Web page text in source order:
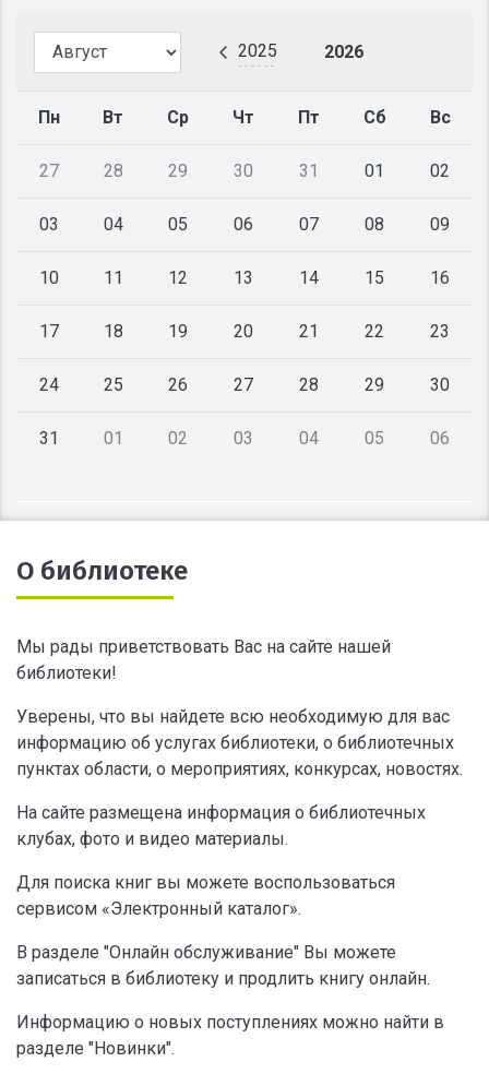
2025 2026
Пн Вт Ср Чт Пт Сб Вс
27 28 29 30 31 01 02
03 04 05 06 07 08 09
10 11 12 13 14 15 16
17 18 19 20 21 22 23
24 25 26 27 28 29 30
31 01 02 03 04 05 06
О библиотеке
Мы рады приветствовать Вас на сайте нашей
библиотеки!
Уверены, что вы найдете всю необходимую для вас
информацию об услугах библиотеки, о библиотечных
пунктах области, о мероприятиях, конкурсах, новостях.
На сайте размещена информация о библиотечных
клубах, фото и видео материалы.
Для поиска книг вы можете воспользоваться
сервисом «Электронный каталог».
В разделе "Онлайн обслуживание" Вы можете
записаться в библиотеку и продлить книгу онлайн.
Информацию о новых поступлениях можно найти в
разделе "Новинки".